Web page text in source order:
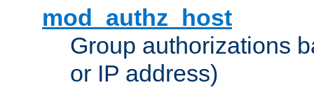
mod_authz_host
Group authorizations
or IP address)